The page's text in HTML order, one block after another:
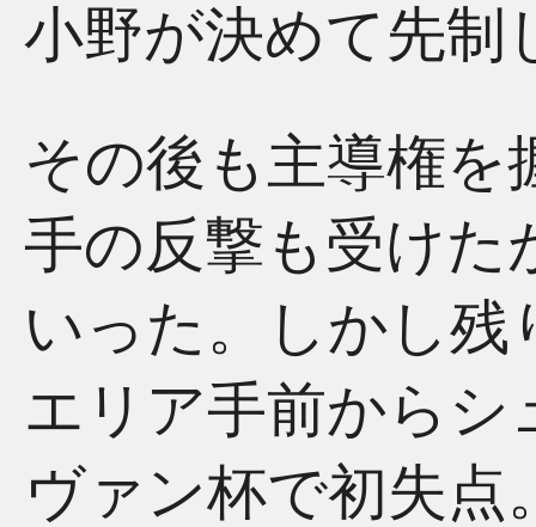
小野が決めて先制
その後も主導権を
手の反撃も受けた
いった。しかし
エリア手前からシ
ヴァン杯で初失